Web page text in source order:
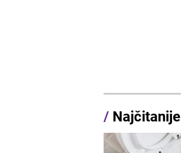
/ Najčitanije